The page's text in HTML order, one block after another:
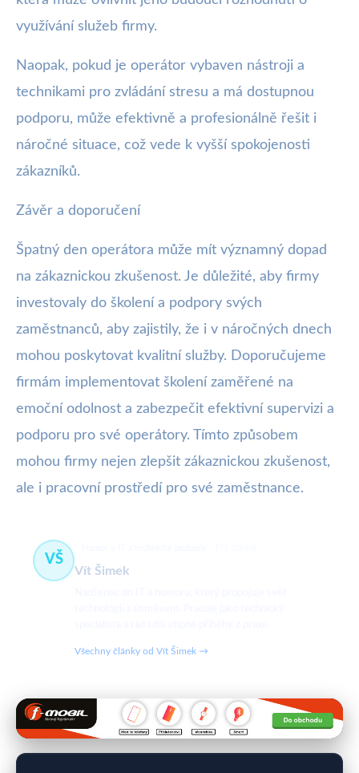
využívání služeb firmy.
Naopak, pokud je operátor vybaven nástroji a
technikami pro zvládání stresu a má dostupnou
podporu, může efektivně a profesionálně řešit i
náročné situace, což vede k vyšší spokojenosti
zákazníků.
Závěr a doporučení
Špatný den operátora může mít významný dopad
na zákaznickou zkušenost. Je důležité, aby firmy
investovaly do školení a podpory svých
zaměstnanců, aby zajistily, že i v náročných dnech
mohou poskytovat kvalitní služby. Doporučujeme
firmám implementovat školení zaměřené na
emoční odolnost a zabezpečit efektivní supervizi a
podporu pro své operátory. Tímto způsobem
mohou firmy nejen zlepšit zákaznickou zkušenost,
ale i pracovní prostředí pro své zaměstnance.
VŠ
Vít Šimek
Všechny články od Vít Šimek →